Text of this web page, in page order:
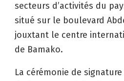
secteurs d’activités du
situé sur le boulevard
jouxtant le centre
de Bamako.
La cérémonie de